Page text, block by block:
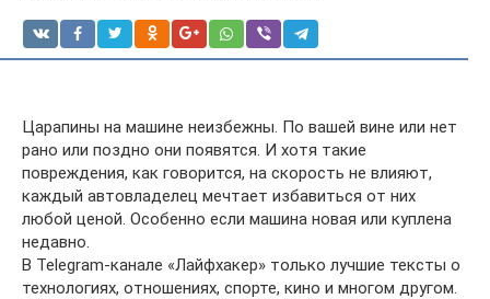
Царапины на машине неизбежны. По вашей вине или нет
рано или поздно они появятся. И хотя такие
повреждения, как говорится, на скорость не влияют,
каждый автовладелец мечтает избавиться от них
любой ценой. Особенно если машина новая или куплена
недавно.
В Telegram-канале «Лайфхакер» только лучшие тексты о
технологиях, отношениях, спорте, кино и многом другом.